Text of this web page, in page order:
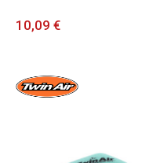
10,09 €